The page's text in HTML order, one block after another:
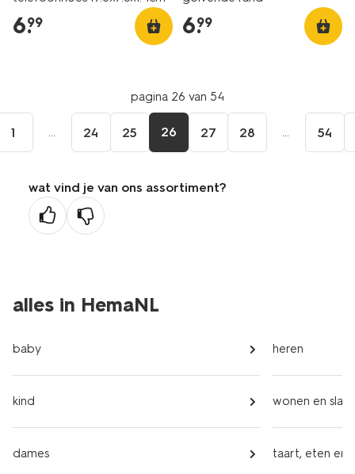
6.
99 6.
99
pagina 26 van 54
1 ... 24 25 26 27 28 ... 54
wat vind je van ons assortiment?
alles in HemaNL
baby
kind
dames
heren
wonen en
taart, eten en